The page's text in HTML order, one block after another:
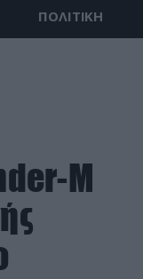
ΠΟΛΙΤΙΚΗ
M